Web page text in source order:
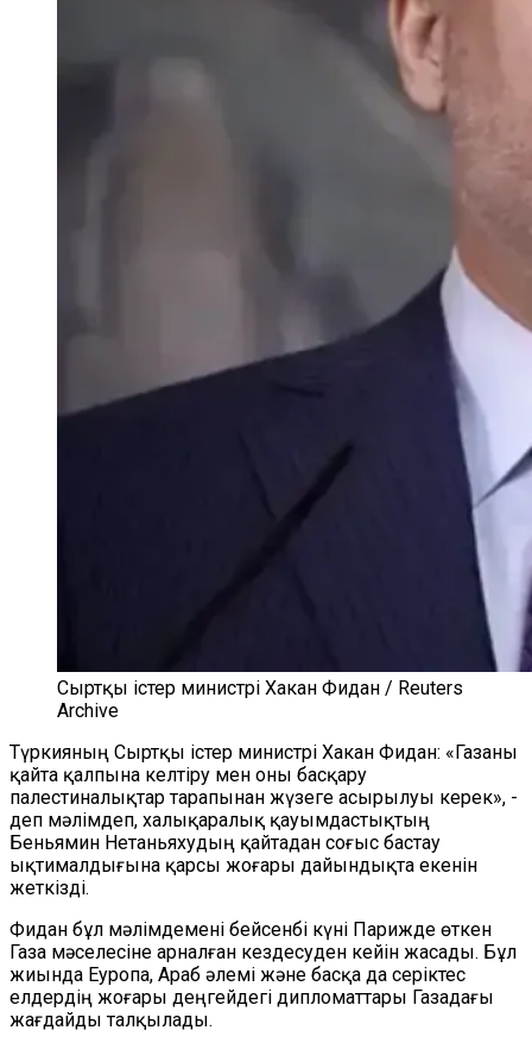
Сыртқы істер министрі Хакан Фидан / Reuters
Archive
Түркияның Сыртқы істер министрі Хакан Фидан: «Газаны
қайта қалпына келтіру мен оны басқару
палестиналықтар тарапынан жүзеге асырылуы керек», -
деп мәлімдеп, халықаралық қауымдастықтың
Беньямин Нетаньяхудың қайтадан соғыс бастау
ықтималдығына қарсы жоғары дайындықта екенін
жеткізді.
Фидан бұл мәлімдемені бейсенбі күні Парижде өткен
Газа мәселесіне арналған кездесуден кейін жасады. Бұл
жиында Еуропа, Араб әлемі және басқа да серіктес
елдердің жоғары деңгейдегі дипломаттары Газадағы
жағдайды талқылады.